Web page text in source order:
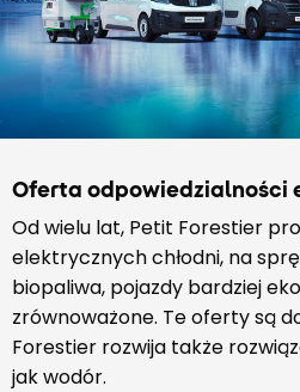
Oferta odpowiedzialności
Od wielu lat, Petit Forestier
elektrycznych chłodni, na
biopaliwa, pojazdy bardziej
zrównoważone. Te oferty są
Forestier rozwija także
jak wodór.